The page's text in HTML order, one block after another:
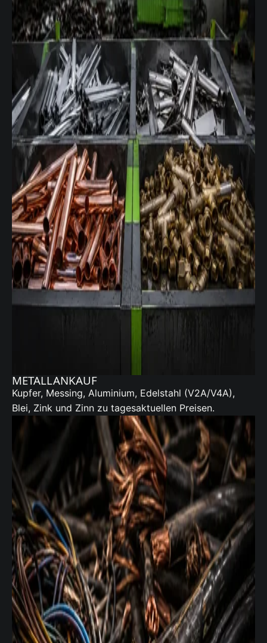
METALLANKAUF
Kupfer, Messing, Aluminium, Edelstahl (V2A/V4A),
Blei, Zink und Zinn zu tagesaktuellen Preisen.